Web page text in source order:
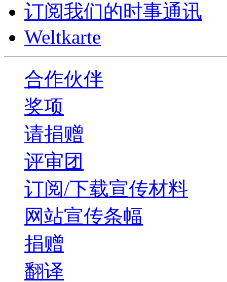
订阅我们的时事通讯
Weltkarte
合作伙伴
奖项
请捐赠
评审团
订阅/下载宣传材料
网站宣传条幅
捐赠
翻译